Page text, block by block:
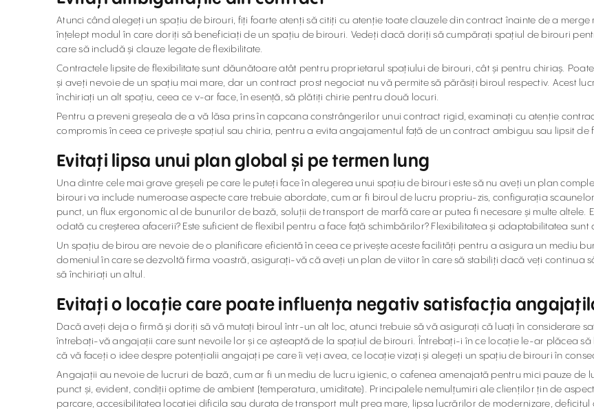
Atunci când alegeți un spațiu de birouri, fiți foarte atenți să citiți cu atenție toate clauzele din contract înainte de a
înțelept modul în care doriți să beneficiați de un spațiu de birouri. Vedeți dacă doriți să cumpărați spațiul de birouri
care să includă și clauze legate de flexibilitate.
Contractele lipsite de flexibilitate sunt dăunătoare atât pentru proprietarul spațiului de birouri, cât și pentru chiriaș.
și aveți nevoie de un spațiu mai mare, dar un contract prost negociat nu vă permite să părăsiți biroul respectiv. Acest
închiriați un alt spațiu, ceea ce v-ar face, în esență, să plătiți chirie pentru două locuri.
Pentru a preveni greșeala de a vă lăsa prins în capcana constrângerilor unui contract rigid, examinați cu atenție
compromis în ceea ce privește spațiul sau chiria, pentru a evita angajamentul față de un contract ambiguu sau lipsit de
Evitați lipsa unui plan global și pe termen lung
Una dintre cele mai grave greșeli pe care le puteți face în alegerea unui spațiu de birouri este să nu aveți un plan
birouri va include numeroase aspecte care trebuie abordate, cum ar fi biroul de lucru propriu-zis, configurația
punct, un flux ergonomic al de bunurilor de bază, soluții de transport de marfă care ar putea fi necesare și multe
odată cu creșterea afacerii? Este suficient de flexibil pentru a face față schimbărilor? Flexibilitatea și adaptabilitatea sunt
Un spațiu de birou are nevoie de o planificare eficientă în ceea ce privește aceste facilități pentru a asigura un mediu
domeniul în care se dezvoltă firma voastră, asigurați-vă că aveți un plan de viitor în care să stabiliți dacă veți continua
să închiriați un altul.
Evitați o locație care poate influența negativ satisfacția
Dacă aveți deja o firmă și doriți să vă mutați biroul într-un alt loc, atunci trebuie să vă asigurați că luați în considerare
întrebați-vă angajații care sunt nevoile lor și ce așteaptă de la spațiul de birouri. Întrebați-i în ce locație le-ar plăcea
că vă faceți o idee despre potențialii angajați pe care îi veți avea, ce locație vizați și alegeți un spațiu de birouri în
Angajații au nevoie de lucruri de bază, cum ar fi un mediu de lucru igienic, o cafenea amenajată pentru mici pauze de
punct și, evident, condiții optime de ambient (temperatura, umiditate). Principalele nemulțumiri ale clienților țin de
parcare, accesibilitatea locatiei dificila sau durata de transport mult prea mare, lipsa lucrărilor de modernizare,